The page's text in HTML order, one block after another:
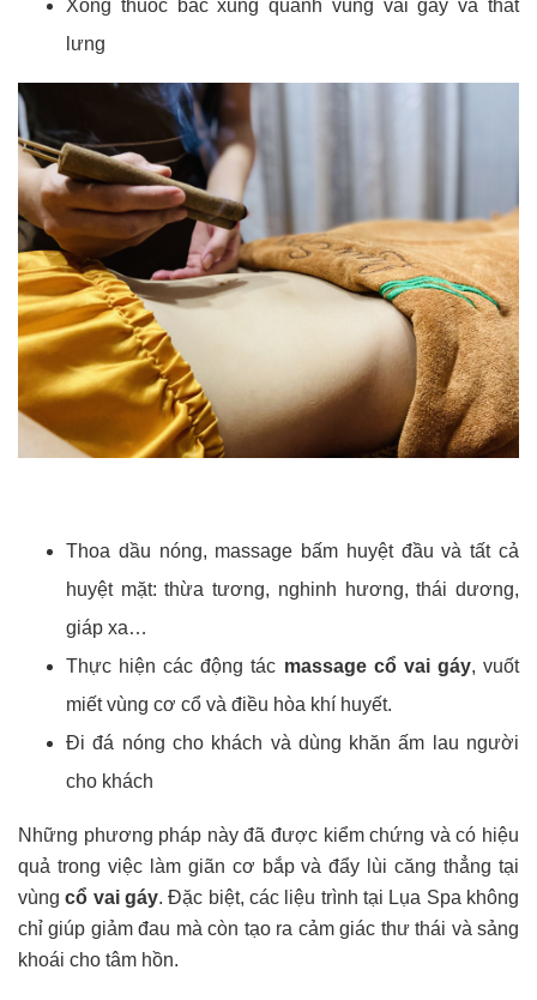
Xông thuốc bắc xung quanh vùng vai gáy và thắt
lưng
Thoa dầu nóng, massage bấm huyệt đầu và tất cả
huyệt mặt: thừa tương, nghinh hương, thái dương,
giáp xa…
Thực hiện các động tác massage cổ vai gáy, vuốt
miết vùng cơ cổ và điều hòa khí huyết.
Đi đá nóng cho khách và dùng khăn ấm lau người
cho khách
Những phương pháp này đã được kiểm chứng và có hiệu
quả trong việc làm giãn cơ bắp và đẩy lùi căng thẳng tại
vùngcổ vai gáy. Đặc biệt, các liệu trình tại Lụa Spa không
chỉ giúp giảm đau mà còn tạo ra cảm giác thư thái và sảng
khoái cho tâm hồn.